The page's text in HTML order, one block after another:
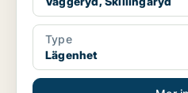
Type
Lägenhet